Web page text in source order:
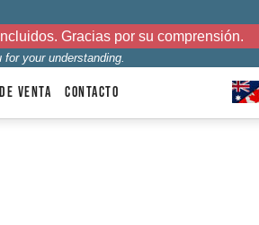
Gracias por su comprensión.
your understanding.
VENTA CONTACTO